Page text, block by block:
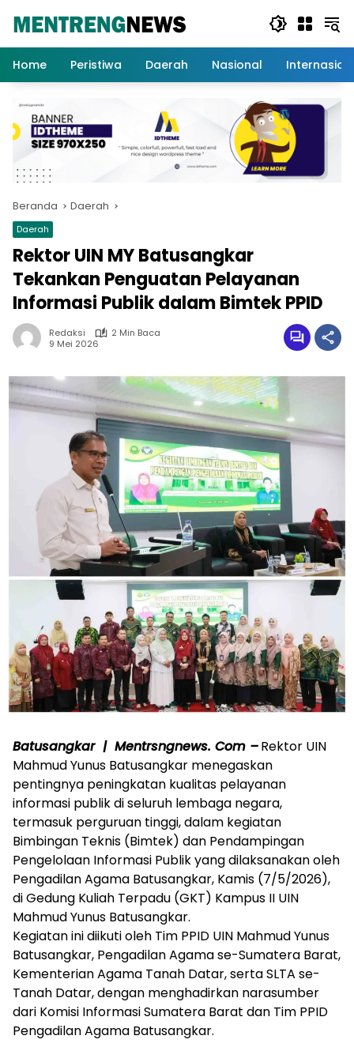
Home
Peristiwa Daerah Nasional
Beranda Daerah
Daerah
Rektor UIN MY Batusangkar
Tekankan Penguatan Pelayanan
Informasi Publik dalam Bimtek PPID
Redaksi
2 Min Baca
9 Mei 2026
Batusangkar | Mentrsngnews. Com –Rektor UIN
Mahmud Yunus Batusangkar menegaskan
pentingnya peningkatan kualitas pelayanan
informasi publik di seluruh lembaga negara,
termasuk perguruan tinggi, dalam kegiatan
Bimbingan Teknis (Bimtek) dan Pendampingan
Pengelolaan Informasi Publik yang dilaksanakan oleh
Pengadilan Agama Batusangkar, Kamis (7/5/2026),
di Gedung Kuliah Terpadu (GKT) Kampus II UIN
Mahmud Yunus Batusangkar.
Kegiatan ini diikuti oleh Tim PPID UIN Mahmud Yunus
Batusangkar, Pengadilan Agama se-Sumatera Barat,
Kementerian Agama Tanah Datar, serta SLTA se-
Tanah Datar, dengan menghadirkan narasumber
dari Komisi Informasi Sumatera Barat dan Tim PPID
Pengadilan Agama Batusangkar.